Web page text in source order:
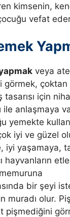
kimsenin,
vefat
veya
görmek, çoktan
için
ile anlaşmaya
yemekte
iyi ve güzel
iyi yaşamaya,
hayvanların
bir şeyi
muradı olur.
pişmediğini